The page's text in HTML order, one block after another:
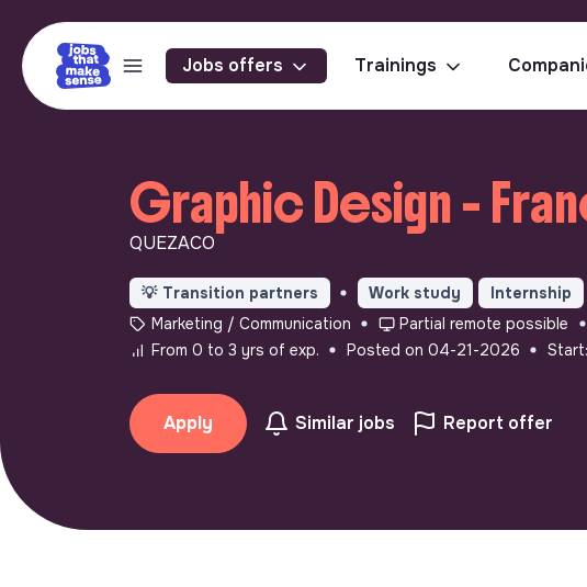
Jobs offers Trainings
Graphic Design -
QUEZACO
💡 Transition partners Work study Internship
Marketing / Communication
Partial remote possible
From 0 to 3 yrs of exp.
Posted on 04-21-2026
Apply Similar jobs Report offer